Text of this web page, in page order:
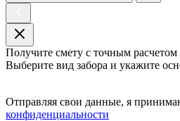
Получите смету с точным расчетом
Выберите вид забора и укажите
Отправляя свои данные, я
конфиденциальности